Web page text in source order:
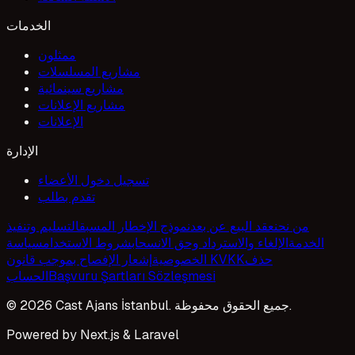
الخدمات
ممثلون
مشاريع المسلسلات
مشاريع سينمائية
مشاريع الإعلانات
الإعلانات
الإدارة
تسجيل دخول الأعضاء
تقدم بطلب
من نحنعقد البيع عن بعدنموذج الإخطار المسبقالتسليم وتنفيذ
الخدمةالإلغاء والاسترداد وحق الانسحابشروط الاستخدامسياسة
الخصوصية إشعار الإفصاح بموجب قانون KVKKحذف
الحسابBaşvuru Şartları Sözleşmesi
© 2026 Cast Ajans İstanbul. جميع الحقوق محفوظة.
Powered by Next.js & Laravel